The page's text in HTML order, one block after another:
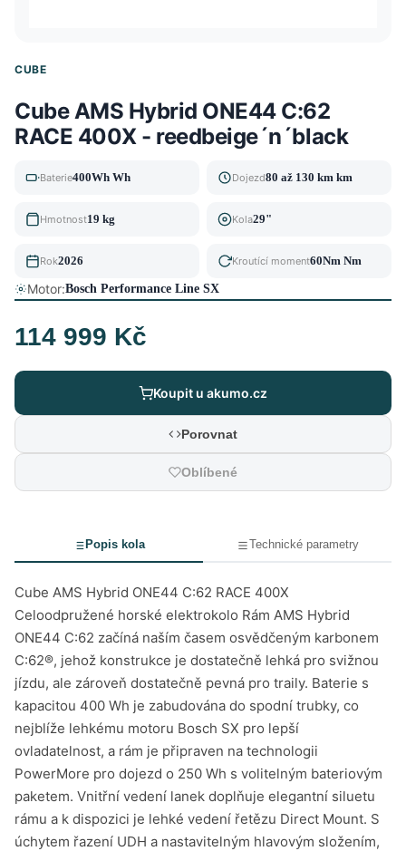
CUBE
Cube AMS Hybrid ONE44 C:62
RACE 400X - reedbeige´n´black
Baterie400Wh Wh Dojezd80 až 130 km km
Hmotnost19 kg Kola29"
Rok2026 Kroutící moment60Nm Nm
Motor:Bosch Performance Line SX
114 999 Kč
Koupit u akumo.cz
Porovnat
Oblíbené
Popis kola Technické parametry
Cube AMS Hybrid ONE44 C:62 RACE 400X
Celoodpružené horské elektrokolo Rám AMS Hybrid
ONE44 C:62 začíná naším časem osvědčeným karbonem
C:62®, jehož konstrukce je dostatečně lehká pro svižnou
jízdu, ale zároveň dostatečně pevná pro traily. Baterie s
kapacitou 400 Wh je zabudována do spodní trubky, co
nejblíže lehkému motoru Bosch SX pro lepší
ovladatelnost, a rám je připraven na technologii
PowerMore pro dojezd o 250 Wh s volitelným bateriovým
paketem. Vnitřní vedení lanek doplňuje elegantní siluetu
rámu a k dispozici je lehké vedení řetězu Direct Mount. S
úchytem řazení UDH a nastavitelným hlavovým složením,